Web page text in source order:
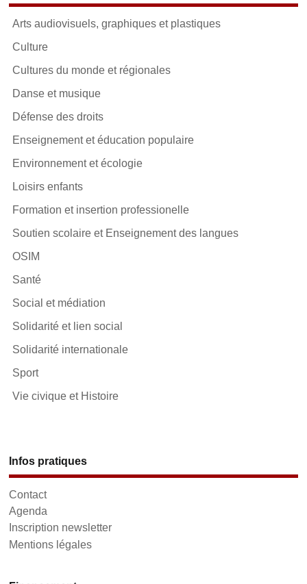
Arts audiovisuels, graphiques et plastiques
Culture
Cultures du monde et régionales
Danse et musique
Défense des droits
Enseignement et éducation populaire
Environnement et écologie
Loisirs enfants
Formation et insertion professionelle
Soutien scolaire et Enseignement des langues
OSIM
Santé
Social et médiation
Solidarité et lien social
Solidarité internationale
Sport
Vie civique et Histoire
Infos pratiques
Contact
Agenda
Inscription newsletter
Mentions légales